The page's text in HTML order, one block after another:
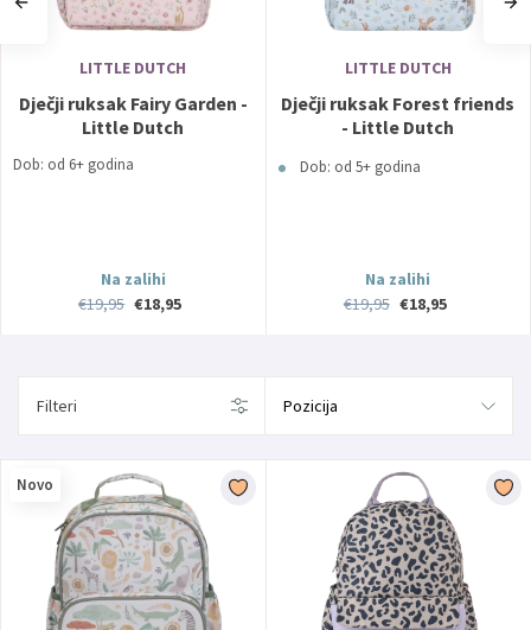
LITTLE DUTCH
Dječji ruksak Fairy Garden -
Little Dutch
Dob: od 6+ godina
Na zalihi
€19,95 €18,95
LITTLE DUTCH
Dječji ruksak Forest friends
- Little Dutch
Dob: od 5+ godina
Na zalihi
€19,95 €18,95
Filteri
Novo